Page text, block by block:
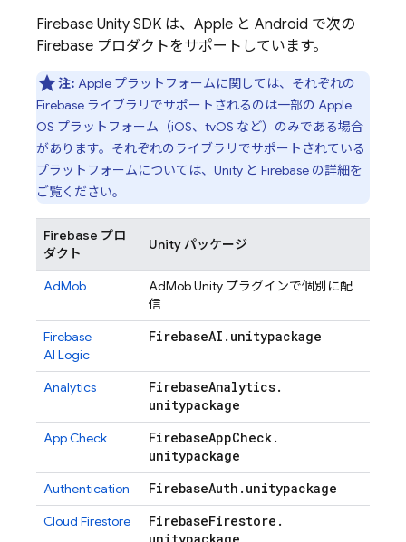
Firebase Unity SDK は、 Apple と Android で次の
Firebase プロダクトをサポートしています。
注: Apple プラットフォームに関しては、それぞれの
Firebase ライブラリでサポートされるのは一部の Apple
OS プラットフォーム（iOS、tvOS など）のみである場合
があります。それぞれのライブラリでサポートされている
プラットフォームについては、 Unity と Firebase の詳細を
ご覧ください。
Firebase プロ
ダクト
Unity パッケージ
AdMob AdMobUnity プラグインで個別に配
信
Firebase
AI Logic
FirebaseAI . unitypackage
Analytics FirebaseAnalytics.
unitypackage
App Check FirebaseAppCheck.
unitypackage
Authentication FirebaseAuth . unitypackage
Cloud Firestore FirebaseFirestore .